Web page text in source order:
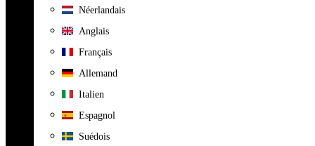
Néerlandais
Anglais
Français
Allemand
Italien
Espagnol
Suédois